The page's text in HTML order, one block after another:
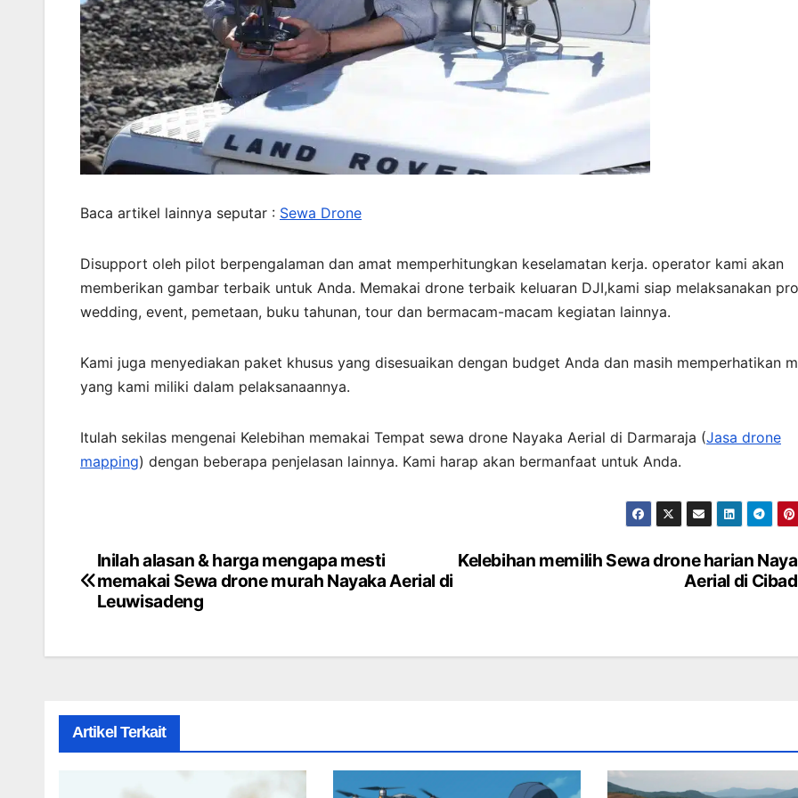
Baca artikel lainnya seputar : Sewa Drone
Disupport oleh pilot berpengalaman dan amat memperhitungkan keselamatan kerja. operator kami akan
memberikan gambar terbaik untuk Anda. Memakai drone terbaik keluaran DJI,kami siap melaksanakan
wedding, event, pemetaan, buku tahunan, tour dan bermacam-macam kegiatan lainnya.
Kami juga menyediakan paket khusus yang disesuaikan dengan budget Anda dan masih memperhatikan
yang kami miliki dalam pelaksanaannya.
Itulah sekilas mengenai Kelebihan memakai Tempat sewa drone Nayaka Aerial di Darmaraja (Jasa drone
mapping) dengan beberapa penjelasan lainnya. Kami harap akan bermanfaat untuk Anda.
Post
navigation
Kelebihan memilih Sewa drone harian
Aerial di
Inilah alasan & harga mengapa mesti
memakai Sewa drone murah Nayaka Aerial di
Leuwisadeng
Artikel Terkait